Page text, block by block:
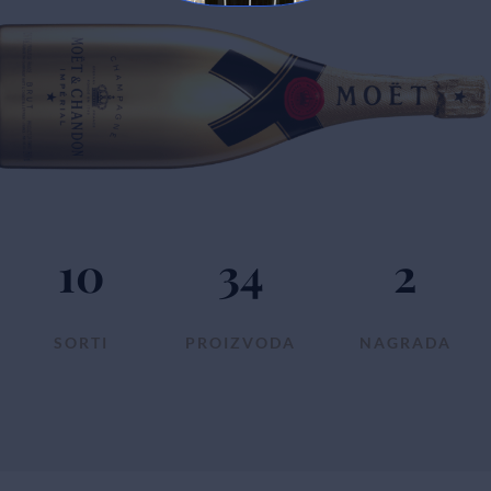
SORTI
10
PROIZVODA
34
NAGRADA
2